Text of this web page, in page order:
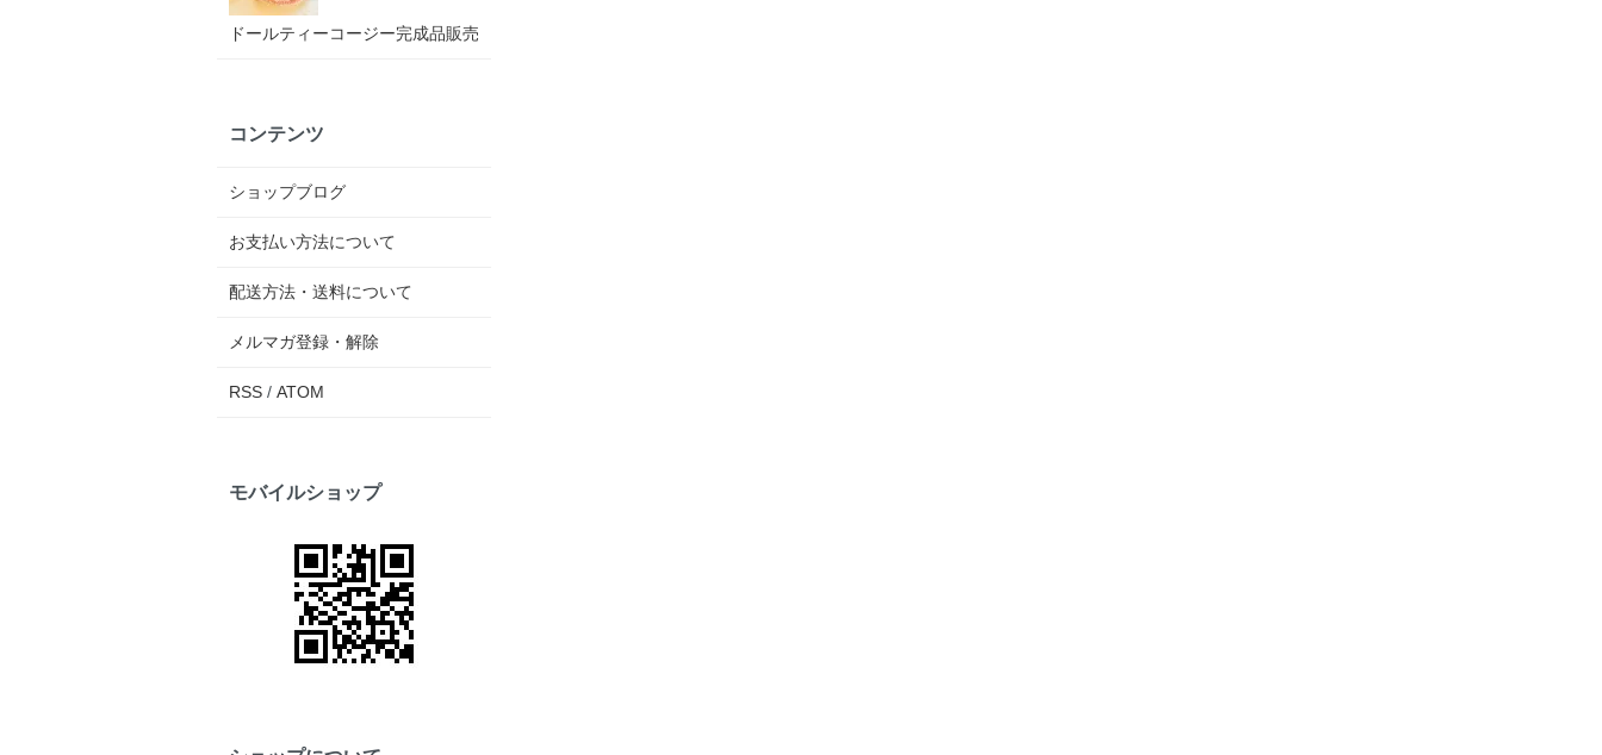
ドールティーコージー完成品販売
コンテンツ
ショップブログ
お支払い方法について
配送方法・送料について
メルマガ登録・解除
RSS / ATOM
モバイルショップ